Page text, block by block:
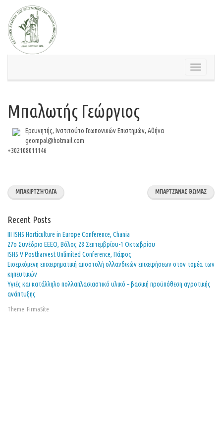
content
Toggle
Μπαλωτής Γεώργιος
Ερευνητής, Ινστιτούτο Γεωπονικών Επιστημών, Αθήνα
geompal@hotmail.com
+302108011146
ΜΠΑΡΤΖΆΝΑΣ ΘΩΜΆΣ
ΜΠΑΚΙΡΤΖΉ ΌΛΓΑ
Recent Posts
ΙΙΙ ISHS Horticulture in Europe Conference, Chania
27o Συνέδριο ΕΕΕΟ, Βόλος 28 Σεπτεμβρίου-1 Οκτωβρίου
ISHS V Postharvest Unlimited Conference, Πάφος
Εισερχόμενη επιχειρηματική αποστολή ολλανδικών επιχειρήσεων στον τομέα των
κηπευτικών
Υγιές και κατάλληλο πολλαπλασιαστικό υλικό – βασική προϋπόθεση αγροτικής
ανάπτυξης
Theme: FirmaSite